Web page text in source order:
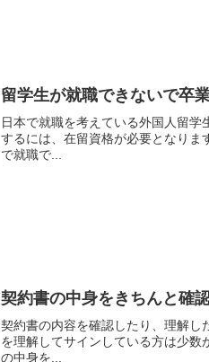
留学生が就職できないで卒
日本で就職を考えている外国人留
するには、在留資格が必要となりま
で就職で...
契約書の中身をきちんと確
契約書の内容を確認したり、理解し
を理解してサインしている方は少
の中身を...